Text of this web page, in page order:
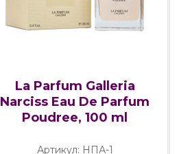
La Parfum Galleria
Narciss Eau De Parfum
Poudree, 100 ml
Артикул: НПА-1